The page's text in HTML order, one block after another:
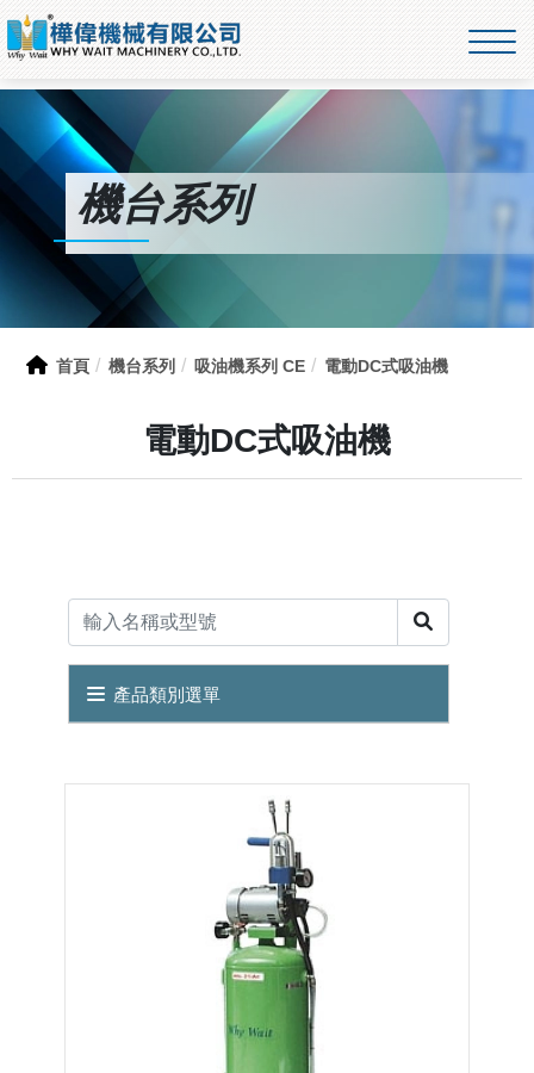
機台系列
首頁 機台系列 吸油機系列 CE 電動DC式吸油機
電動DC式吸油機
產品類別選單